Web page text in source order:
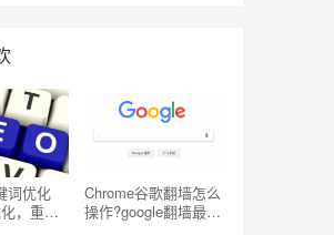
词优化
，重复
Chrome谷歌翻墙怎么
操作?google翻墙最简